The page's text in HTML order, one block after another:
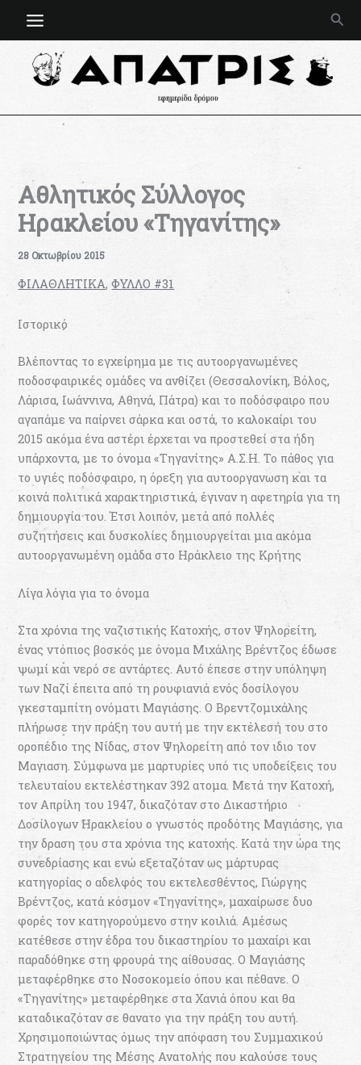
Αθλητικός Σύλλογος
Ηρακλείου «Τηγανίτης»
28 Οκτωβρίου 2015
ΦΙΛΑΘΛΗΤΙΚΑ,ΦΥΛΛΟ #31
Ιστορικό
Βλέποντας το εγχείρημα με τις αυτοοργανωμένες
ποδοσφαιρικές ομάδες να ανθίζει (Θεσσαλονίκη, Βόλος,
Λάρισα, Ιωάννινα, Αθηνά, Πάτρα) και το ποδόσφαιρο που
αγαπάμε να παίρνει σάρκα και οστά, το καλοκαίρι του
2015 ακόμα ένα αστέρι έρχεται να προστεθεί στα ήδη
υπάρχοντα, με το όνομα «Τηγανίτης» Α.Σ.Η. Το πάθος για
το υγιές ποδόσφαιρο, η όρεξη για αυτοοργανωση και τα
κοινά πολιτικά χαρακτηριστικά, έγιναν η αφετηρία για τη
δημιουργία του. Έτσι λοιπόν, μετά από πολλές
συζητήσεις και δυσκολίες δημιουργείται μια ακόμα
αυτοοργανωμένη ομάδα στο Ηράκλειο της Κρήτης
Λίγα λόγια για το όνομα
Στα χρόνια της ναζιστικής Κατοχής, στον Ψηλορείτη,
ένας ντόπιος βοσκός με όνομα Μιχάλης Βρέντζος έδωσε
ψωμί και νερό σε αντάρτες. Αυτό έπεσε στην υπόληψη
των Ναζί έπειτα από τη ρουφιανιά ενός δοσίλογου
γκεσταμπίτη ονόματι Μαγιάσης. Ο Βρεντζομιχάλης
πλήρωσε την πράξη του αυτή με την εκτέλεσή του στο
οροπέδιο της Νίδας, στον Ψηλορείτη από τον ιδιο τον
Μαγιαση. Σύμφωνα με μαρτυρίες υπό τις υποδείξεις του
τελευταίου εκτελέστηκαν 392 ατομα. Μετά την Κατοχή,
τον Απρίλη του 1947, δικαζόταν στο Δικαστήριο
Δοσίλογων Ηρακλείου ο γνωστός προδότης Μαγιάσης, για
την δραση του στα χρόνια της κατοχής. Κατά την ώρα της
συνεδρίασης και ενώ εξεταζόταν ως μάρτυρας
κατηγορίας ο αδελφός του εκτελεσθέντος, Γιώργης
Βρέντζος, κατά κόσμον «Τηγανίτης», μαχαίρωσε δυο
φορές τον κατηγορούμενο στην κοιλιά. Αμέσως
κατέθεσε στην έδρα του δικαστηρίου το μαχαίρι και
παραδόθηκε στη φρουρά της αίθουσας. Ο Μαγιάσης
μεταφέρθηκε στο Νοσοκομείο όπου και πέθανε. Ο
«Τηγανίτης» μεταφέρθηκε στα Χανιά όπου και θα
καταδικαζόταν σε θανατο για την πράξη του αυτή.
Χρησιμοποιώντας όμως την απόφαση του Συμμαχικού
Στρατηγείου της Μέσης Ανατολής που καλούσε τους